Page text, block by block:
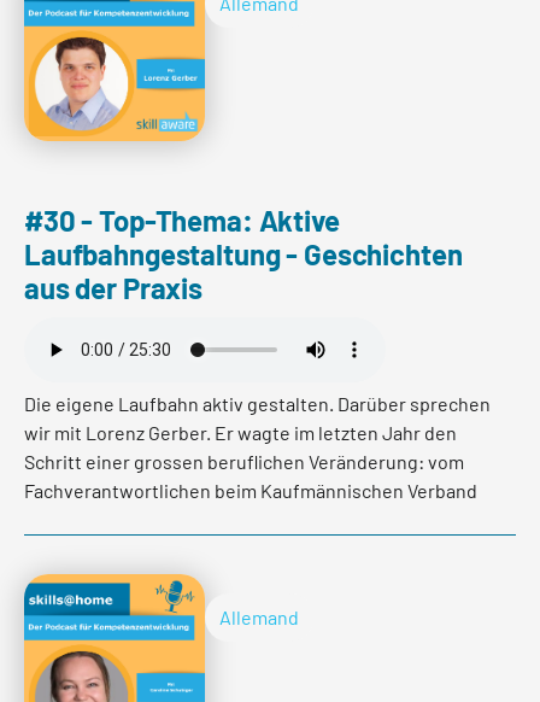
lire plus
Folgen Sie Judith gerne auf LinkedIn
besuchen Sie ihre Webseite unter:
https://youevolve.net/de/
lire plus
lire plus
#30 - Top-Thema: Aktive
Laufbahngestaltung - Geschichten
aus der Praxis
Die eigene Laufbahn aktiv gestalten. Darüber sprechen
wir mit Lorenz Gerber. Er wagte im letzten Jahr den
Schritt einer grossen beruflichen Veränderung: vom
Fachverantwortlichen beim Kaufmännischen Verband
dieser Veränderung.
lire plus
Allemand